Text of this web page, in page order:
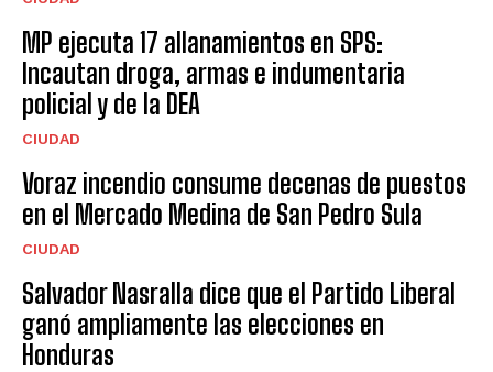
MP ejecuta 17 allanamientos en SPS:
Incautan droga, armas e indumentaria
policial y de la DEA
CIUDAD
Voraz incendio consume decenas de puestos
en el Mercado Medina de San Pedro Sula
CIUDAD
Salvador Nasralla dice que el Partido Liberal
ganó ampliamente las elecciones en
Honduras